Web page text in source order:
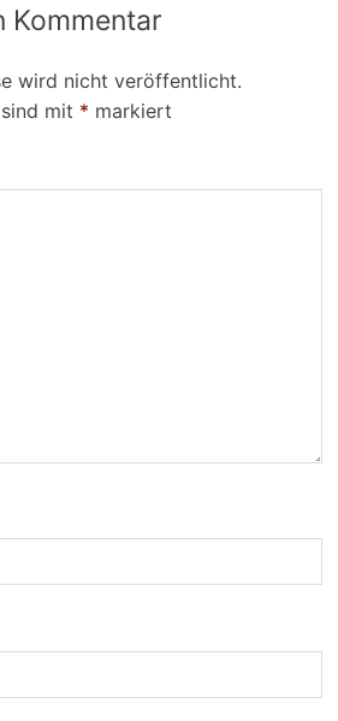
Kommentar
wird nicht veröffentlicht.
mit * markiert